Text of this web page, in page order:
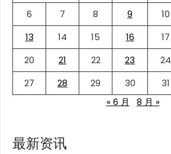
6 7 8 9 10
13
14 15 16 17
20
21 22 23 24
27
28 29 30
31
« 6 月
8 月 »
最新资讯